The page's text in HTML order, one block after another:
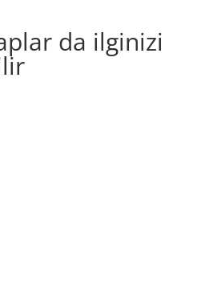
da ilginizi